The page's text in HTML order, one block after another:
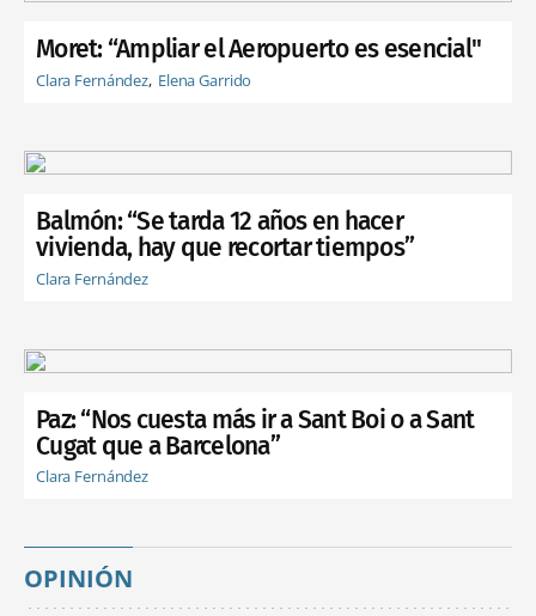
Moret: “Ampliar el Aeropuerto es esencial"
Clara Fernández Elena Garrido
Balmón: “Se tarda 12 años en hacer
vivienda, hay que recortar tiempos”
Clara Fernández
Paz: “Nos cuesta más ir a Sant Boi o a Sant
Cugat que a Barcelona”
Clara Fernández
OPINIÓN